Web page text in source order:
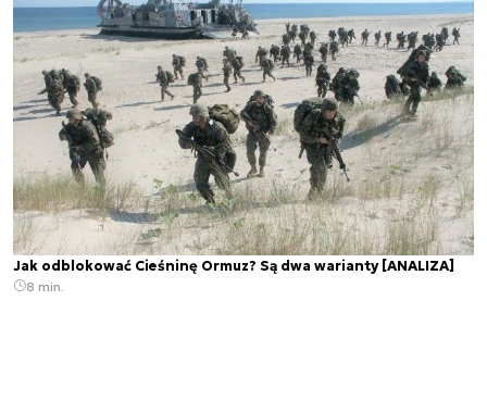
Jak odblokować Cieśninę Ormuz? Są dwa warianty [ANALIZA]
8 min.